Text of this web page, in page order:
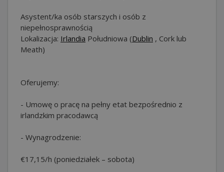
Asystent/ka osób starszych i osób z
niepełnosprawnością
Lokalizacja: Irlandia Południowa (Dublin , Cork lub
Meath)
Oferujemy:
- Umowę o pracę na pełny etat bezpośrednio z
irlandzkim pracodawcą
- Wynagrodzenie:
€17,15/h (poniedziałek – sobota)